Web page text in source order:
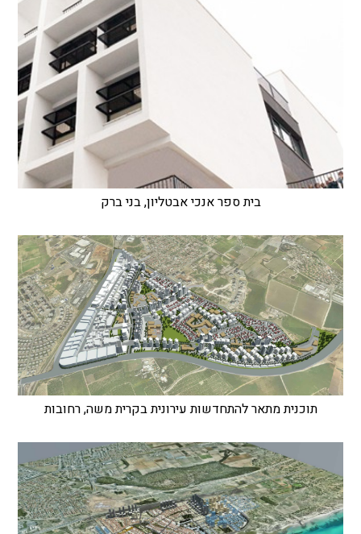
בית ספר אנכי אבטליון, בני ברק
תוכנית מתאר להתחדשות עירונית בקרית משה, רחובות